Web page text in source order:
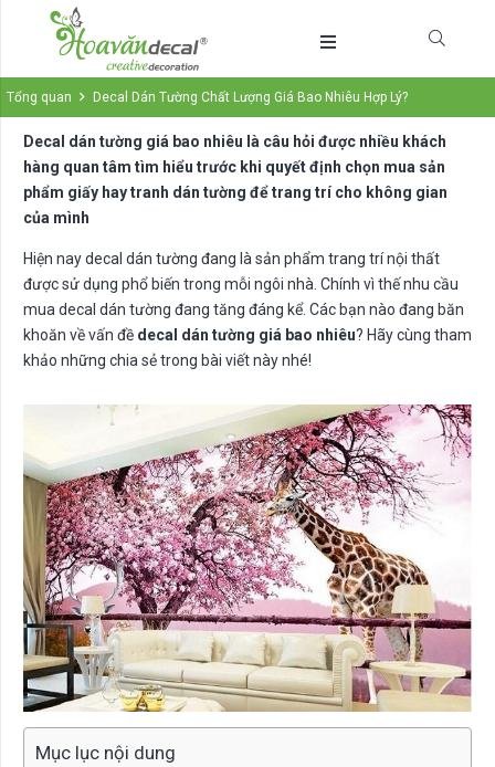
Tổng quan Decal Dán Tường Chất Lượng Giá Bao Nhiêu Hợp Lý?
Decal dán tường giá bao nhiêu là câu hỏi được nhiều khách
hàng quan tâm tìm hiểu trước khi quyết định chọn mua sản
phẩm giấy hay tranh dán tường để trang trí cho không gian
của mình
Hiện nay decal dán tường đang là sản phẩm trang trí nội thất
được sử dụng phổ biến trong mỗi ngôi nhà. Chính vì thế nhu cầu
mua decal dán tường đang tăng đáng kể. Các bạn nào đang băn
khoăn về vấn đề decal dán tường giá bao nhiêu? Hãy cùng tham
khảo những chia sẻ trong bài viết này nhé!
Mục lục nội dung